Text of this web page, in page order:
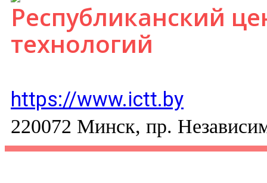
Республиканский
технологий
https://www.ictt.by
220072 Минск, пр.